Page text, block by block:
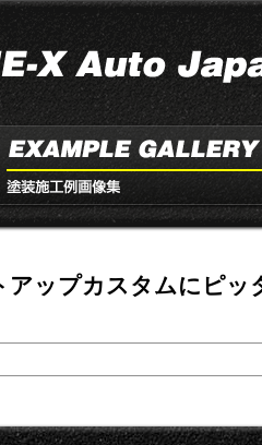
ップカスタムにピッ